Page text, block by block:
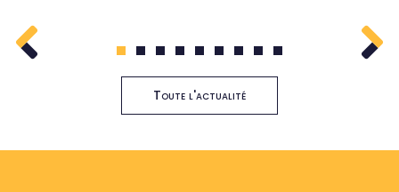
1 2 3 4 5 6 7 8 9
Toute l'actualité